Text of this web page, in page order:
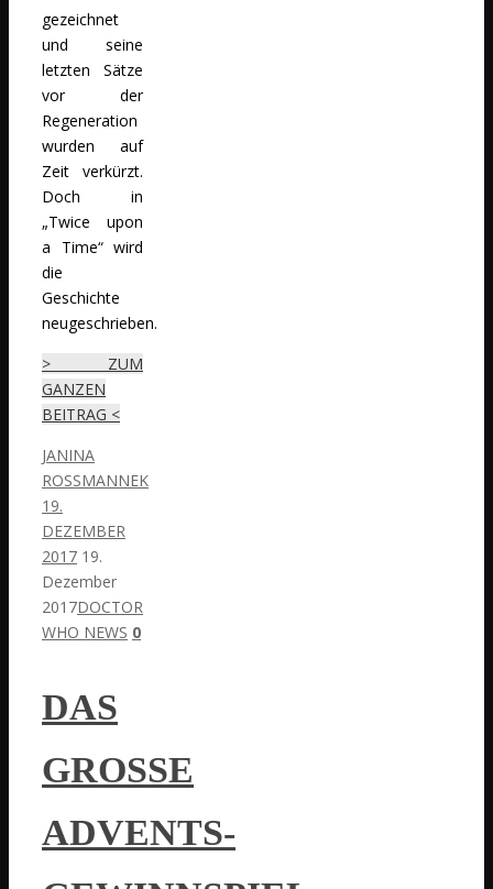
gezeichnet
und seine
letzten Sätze
vor der
Regeneration
wurden auf
Zeit verkürzt.
Doch in
„Twice upon
a Time“ wird
die
Geschichte
neugeschrieben.
> ZUM
GANZEN
BEITRAG <
JANINA
ROSSMANNEK
19.
DEZEMBER
2017 19.
Dezember
2017DOCTOR
WHO NEWS 0
DAS
GROSSE A
DVENTS-G